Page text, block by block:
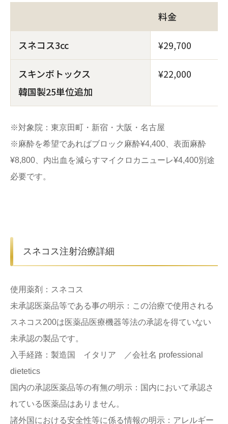
料金
スネコス3cc ¥29,700
スキンボトックス
韓国製25単位追加
¥22,000
※対象院：東京田町・新宿・大阪・名古屋
※麻酔を希望であればブロック麻酔¥4,400、表面麻酔
¥8,800、内出血を減らすマイクロカニューレ¥4,400別途
必要です。
スネコス注射治療詳細
使用薬剤：スネコス
未承認医薬品等である事の明示：この治療で使用される
スネコス200は医薬品医療機器等法の承認を得ていない
未承認の製品です。
入手経路：製造国 イタリア ／会社名 professional
dietetics
国内の承認医薬品等の有無の明示：国内において承認さ
れている医薬品はありません。
諸外国における安全性等に係る情報の明示：アレルギー